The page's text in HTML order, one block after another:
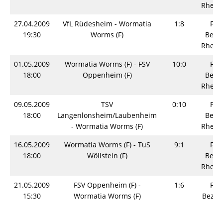
27.04.2009
19:30
VfL Rüdesheim - Wormatia
Worms (F)
1:8
01.05.2009
18:00
Wormatia Worms (F) - FSV
Oppenheim (F)
10:0
09.05.2009
18:00
TSV
Langenlonsheim/Laubenheim
- Wormatia Worms (F)
0:10
16.05.2009
18:00
Wormatia Worms (F) - TuS
Wöllstein (F)
9:1
21.05.2009
15:30
FSV Oppenheim (F) -
Wormatia Worms (F)
1:6